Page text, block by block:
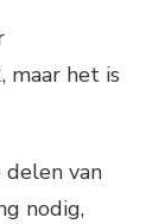
maar het is
delen van
nodig,